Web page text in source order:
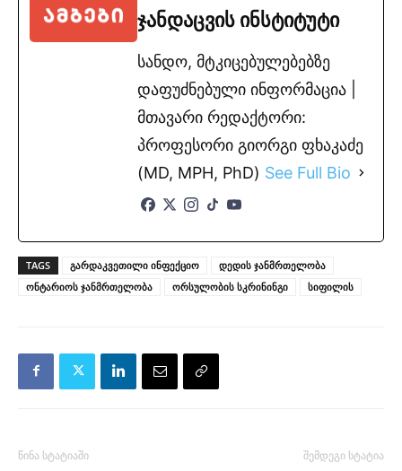
ჯანდაცვის ინსტიტუტი
სანდო, მტკიცებულებებზე
დაფუძნებული ინფორმაცია |
მთავარი რედაქტორი:
პროფესორი გიორგი ფხაკაძე
(MD, MPH, PhD) See Full Bio
TAGS გარდაკვეთილი ინფექციო
დედის ჯანმრთელობა
ონტარიოს ჯანმრთელობა
ორსულობის სკრინინგი სიფილის
წინა სტატიაში შემდეგი სტატია